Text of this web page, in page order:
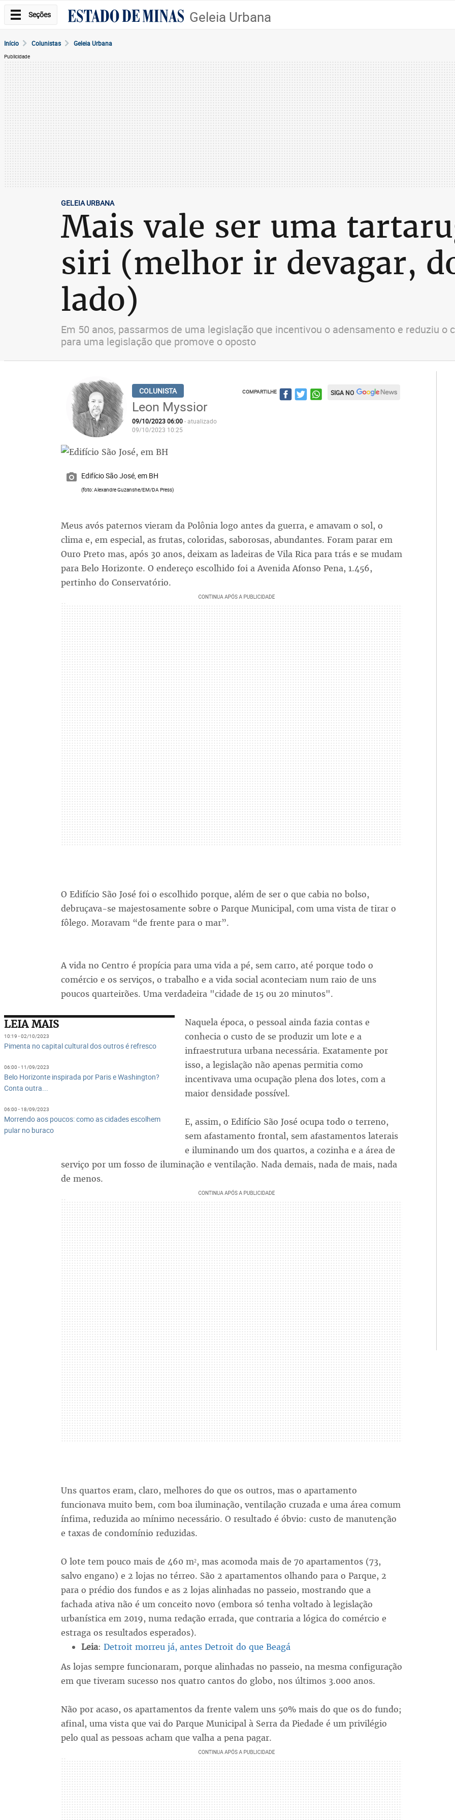
Seções Geleia Urbana
Início Colunistas Geleia Urbana
Publicidade
GELEIA URBANA
Mais vale ser uma
siri (melhor ir devagar,
lado)
Em 50 anos, passarmos de uma legislação que incentivou o adensamento e reduziu
para uma legislação que promove o oposto
Leon Myssior
09/10/2023 06:00- atualizado
09/10/2023 10:25
COMPARTILHE SIGA NO
Edifício São José, em BH
(foto: Alexandre Guzanshe/EM/DA Press)
Meus avós paternos vieram da Polônia logo antes da guerra, e amavam o sol, o
clima e, em especial, as frutas, coloridas, saborosas, abundantes. Foram parar em
Ouro Preto mas, após 30 anos, deixam as ladeiras de Vila Rica para trás e se mudam
para Belo Horizonte. O endereço escolhido foi a Avenida Afonso Pena, 1.456,
pertinho do Conservatório.
O Edifício São José foi o escolhido porque, além de ser o que cabia no bolso,
debruçava-se majestosamente sobre o Parque Municipal, com uma vista de tirar o
fôlego. Moravam “de frente para o mar”.
A vida no Centro é propícia para uma vida a pé, sem carro, até porque todo o
comércio e os serviços, o trabalho e a vida social aconteciam num raio de uns
poucos quarteirões. Uma verdadeira "cidade de 15 ou 20 minutos".
LEIA MAIS
10:19 - 02/10/2023
Pimenta no capital cultural dos outros é refresco
06:00 - 11/09/2023
Belo Horizonte inspirada por Paris e Washington?
Conta outra...
06:00 - 18/09/2023
Morrendo aos poucos: como as cidades escolhem
pular no buraco
Naquela época, o pessoal ainda fazia contas e
conhecia o custo de se produzir um lote e a
infraestrutura urbana necessária. Exatamente por
isso, a legislação não apenas permitia como
incentivava uma ocupação plena dos lotes, com a
maior densidade possível.
E, assim, o Edifício São José ocupa todo o terreno,
sem afastamento frontal, sem afastamentos laterais
e iluminando um dos quartos, a cozinha e a área de
serviço por um fosso de iluminação e ventilação. Nada demais, nada de mais, nada
de menos.
Uns quartos eram, claro, melhores do que os outros, mas o apartamento
funcionava muito bem, com boa iluminação, ventilação cruzada e uma área comum
ínfima, reduzida ao mínimo necessário. O resultado é óbvio: custo de manutenção
e taxas de condomínio reduzidas.
O lote tem pouco mais de 460 m², mas acomoda mais de 70 apartamentos (73,
salvo engano) e 2 lojas no térreo. São 2 apartamentos olhando para o Parque, 2
para o prédio dos fundos e as 2 lojas alinhadas no passeio, mostrando que a
fachada ativa não é um conceito novo (embora só tenha voltado à legislação
urbanística em 2019, numa redação errada, que contraria a lógica do comércio e
estraga os resultados esperados).
Leia: Detroit morreu já, antes Detroit do que Beagá
As lojas sempre funcionaram, porque alinhadas no passeio, na mesma configuração
em que tiveram sucesso nos quatro cantos do globo, nos últimos 3.000 anos.
Não por acaso, os apartamentos da frente valem uns 50% mais do que os do fundo;
afinal, uma vista que vai do Parque Municipal à Serra da Piedade é um privilégio
pelo qual as pessoas acham que valha a pena pagar.